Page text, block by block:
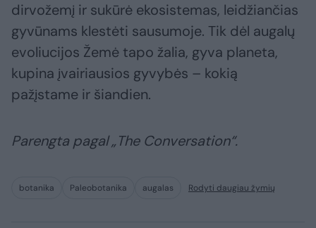
dirvožemį ir sukūrė ekosistemas, leidžiančias
gyvūnams klestėti sausumoje. Tik dėl augalų
evoliucijos Žemė tapo žalia, gyva planeta,
kupina įvairiausios gyvybės – kokią
pažįstame ir šiandien.
Parengta pagal „The Conversation“.
botanika Paleobotanika augalas Rodyti daugiau žymių